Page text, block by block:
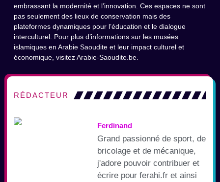
embrassant la modernité et l’innovation. Ces espaces ne sont
pas seulement des lieux de conservation mais des
plateformes dynamiques pour l’éducation et le dialogue
interculturel. Pour plus d’informations sur les musées
islamiques en Arabie Saoudite et leur impact culturel et
économique, visitez Arabie-Saoudite.be.
RÉDACTEUR
Ferdinand
Grand passionné de sport, de
bricolage et de mécanique,
j'adore pouvoir contribuer et
écrire pour ferahi.fr et ainsi